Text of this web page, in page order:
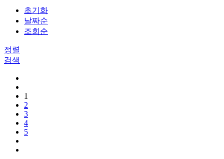
초기화
날짜순
조회순
정렬
검색
1
2
3
4
5